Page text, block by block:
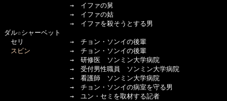
→　イファの舅
→　イファの姑
→　イファを殺そうとする男
ダル☆シャーベット
セリ　　　　　　　→　チョン・ソンイの後輩
スビン →　チョン・ソンイの後輩
→　研修医　ソンミン大学病院
→　受付男性職員　ソンミン大学病院
→　看護師　ソンミン大学病院
→　チョン・ソンイの病室を守る男